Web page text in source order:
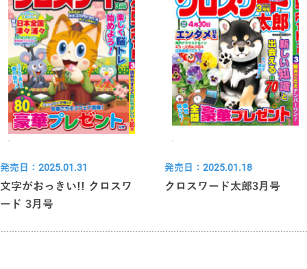
発売日：2025.01.31
文字がおっきい!! クロスワ
ード 3月号
発売日：2025.01.18
クロスワード太郎3月号